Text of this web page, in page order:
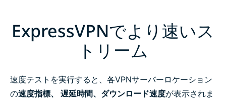
ExpressVPNでより速いス
トリーム
速度テストを実行すると、各VPNサーバーロケーション
の速度指標、 遅延時間、ダウンロード速度が表示されま